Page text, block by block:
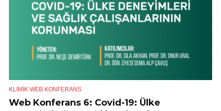
KLIMIK WEB KONFERANS
Web Konferans 6: Covid-19: Ülke